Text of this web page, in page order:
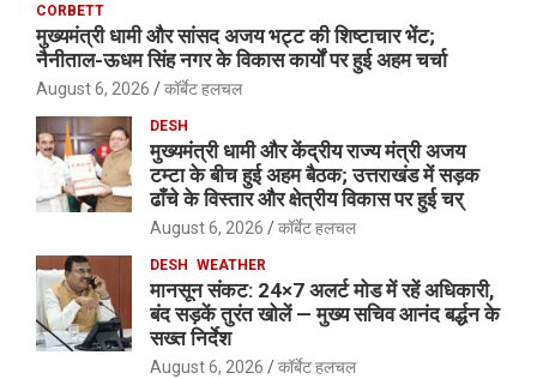
CORBETT
मुख्यमंत्री धामी और सांसद अजय भट्ट की शिष्टाचार भेंट;
नैनीताल-ऊधम सिंह नगर के विकास कार्यों पर हुई अहम चर्चा
August 6, 2026 कॉर्बेट हलचल
DESH
मुख्यमंत्री धामी और केंद्रीय राज्य मंत्री अजय
टम्टा के बीच हुई अहम बैठक; उत्तराखंड में सड़क
ढाँचे के विस्तार और क्षेत्रीय विकास पर हुई चर्
August 6, 2026 कॉर्बेट हलचल
DESH WEATHER
मानसून संकट: 24×7 अलर्ट मोड में रहें अधिकारी,
बंद सड़कें तुरंत खोलें — मुख्य सचिव आनंद बर्द्धन के
सख्त निर्देश
August 6, 2026 कॉर्बेट हलचल